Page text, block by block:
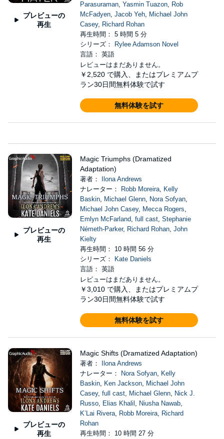
プレビューの
再生
Parasuraman, Yasmin Tuazon, Rob
McFadyen, Jacob Yeh, Michael John
Casey, Richard Rohan
再生時間： 5 時間 5 分
シリーズ：
Rylee Adamson Novel
言語： 英語
レビューはまだありません。
￥2,520 で購入、またはプレミアムプ
ラン30日間無料体験で試す
無料体験を試す
プレビューの
再生
Magic Triumphs (Dramatized
Adaptation)
著者：
Ilona Andrews
ナレーター：
Robb Moreira, Kelly
Baskin, Michael Glenn, Nora Sofyan,
Michael John Casey, Mecca Rogers,
Emlyn McFarland, full cast, Stephanie
Németh-Parker, Richard Rohan, John
Kielty
再生時間： 10 時間 56 分
シリーズ：
Kate Daniels
言語： 英語
レビューはまだありません。
￥3,010 で購入、またはプレミアムプ
ラン30日間無料体験で試す
無料体験を試す
プレビューの
再生
Magic Shifts (Dramatized Adaptation)
著者：
Ilona Andrews
ナレーター：
Nora Sofyan, Kelly
Baskin, Ken Jackson, Michael John
Casey, full cast, Michael Glenn, Nick J.
Russo, Elias Khalil , Niusha Nawab,
K’Lai Rivera, Robb Moreira, Richard
Rohan
再生時間： 10 時間 27 分